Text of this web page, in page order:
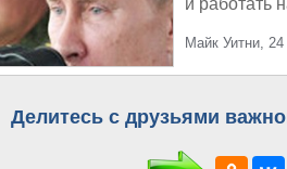
и работать
Майк Уитни,
Делитесь с друзьями